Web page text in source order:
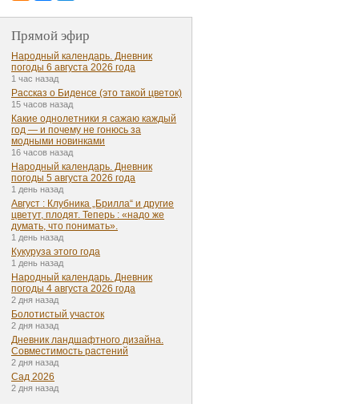
Прямой эфир
Народный календарь. Дневник
погоды 6 августа 2026 года
1 час назад
Рассказ о Биденсе (это такой цветок)
15 часов назад
Какие однолетники я сажаю каждый
год — и почему не гонюсь за
модными новинками
16 часов назад
Народный календарь. Дневник
погоды 5 августа 2026 года
1 день назад
Август : Клубника „Брилла“ и другие
цветут, плодят. Теперь : «надо же
думать, что понимать».
1 день назад
Кукуруза этого года
1 день назад
Народный календарь. Дневник
погоды 4 августа 2026 года
2 дня назад
Болотистый участок
2 дня назад
Дневник ландшафтного дизайна.
Совместимость растений
2 дня назад
Сад 2026
2 дня назад